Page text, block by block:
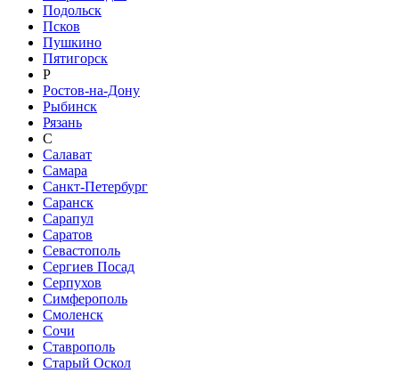
Подольск
Псков
Пушкино
Пятигорск
Р
Ростов-на-Дону
Рыбинск
Рязань
С
Салават
Самара
Санкт-Петербург
Саранск
Сарапул
Саратов
Севастополь
Сергиев Посад
Серпухов
Симферополь
Смоленск
Сочи
Ставрополь
Старый Оскол